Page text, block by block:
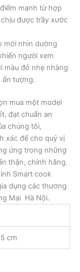
mạnh từ hợp
được trầy xước
mới nhìn dường
người xem
màu đỏ nhẹ nhàng
ấn tượng.
mua một model
đạt chuẩn an
chúng tôi,
xác để cho quý vị
ứng trong những
thận, chính hãng.
Smart cook
dụng các thương
Mai Hà Nội.
cm